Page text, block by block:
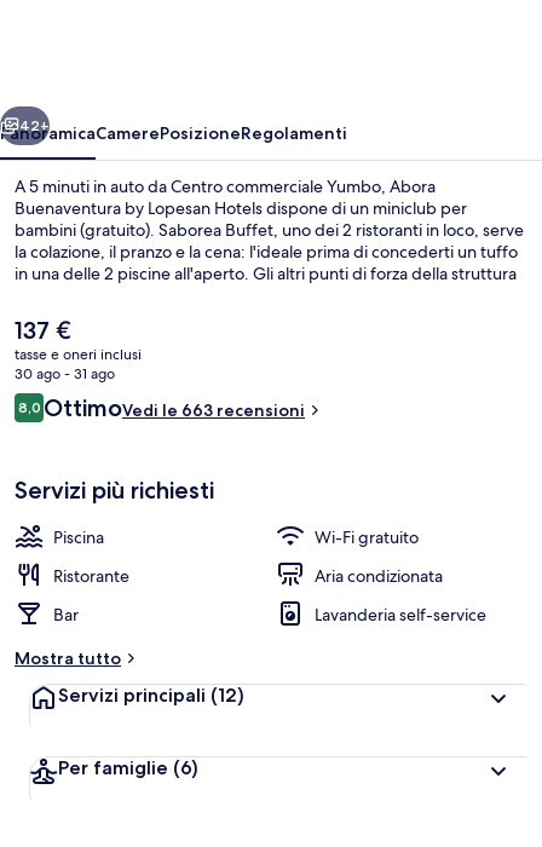
Avanti
42+
PanoramicaCamerePosizioneRegolamenti
A 5 minuti in auto da Centro commerciale Yumbo, Abora
Buenaventura by Lopesan Hotels dispone di un miniclub per
bambini (gratuito). Saborea Buffet, uno dei 2 ristoranti in loco, serve
la colazione, il pranzo e la cena: l'ideale prima di concederti un tuffo
in una delle 2 piscine all'aperto. Gli altri punti di forza della struttura
terrazza. Altri viaggiatori apprezzano il personale gentile della
struttura.
Il
prezzo
attuale
è
137 €
137 €
tasse e oneri inclusi
30 ago - 31 ago
Recensioni
8,08,0 su 10
OttimoVedi le 663 recensioni
Servizi più richiesti
Piscina
Wi-Fi gratuito
Ristorante
Aria condizionata
Bar
Lavanderia self-service
Mostra tutto
Servizi principali (12)
Per famiglie (6)